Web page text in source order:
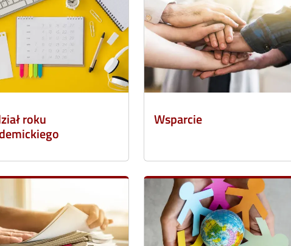
roku Wsparcie